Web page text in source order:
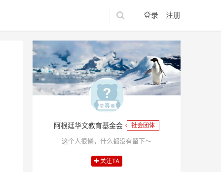
登录 注册
阿根廷华文教育基金会 社会团体
这个人很懒，什么都没有留下～
关注TA